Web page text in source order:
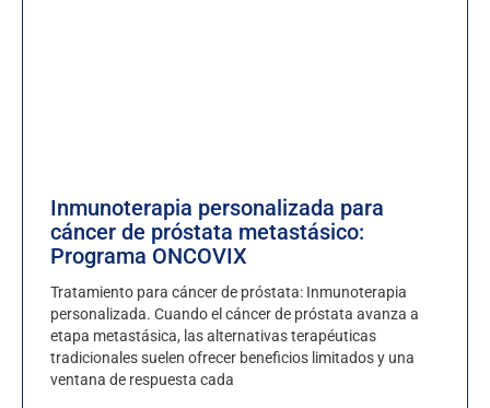
Inmunoterapia personalizada para
cáncer de próstata metastásico:
Programa ONCOVIX
Tratamiento para cáncer de próstata: Inmunoterapia
personalizada. Cuando el cáncer de próstata avanza a
etapa metastásica, las alternativas terapéuticas
tradicionales suelen ofrecer beneficios limitados y una
ventana de respuesta cada